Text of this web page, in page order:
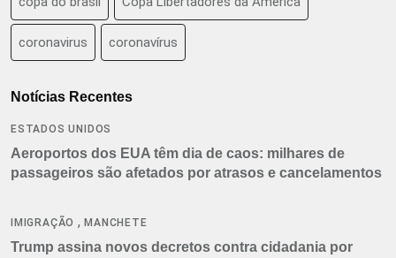
coronavirus coronavírus
Notícias Recentes
ESTADOS UNIDOS
Aeroportos dos EUA têm dia de caos: milhares de
passageiros são afetados por atrasos e cancelamentos
IMIGRAÇÃO ,MANCHETE
Trump assina novos decretos contra cidadania por